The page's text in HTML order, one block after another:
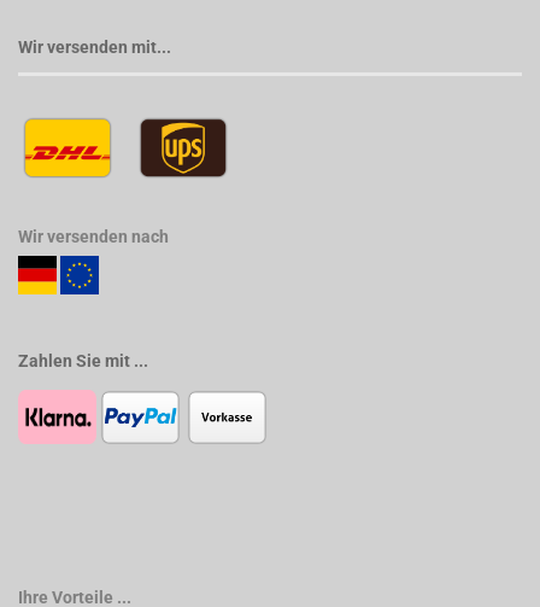
Wir versenden mit...
Wir versenden nach
Zahlen Sie mit ...
Ihre Vorteile ...